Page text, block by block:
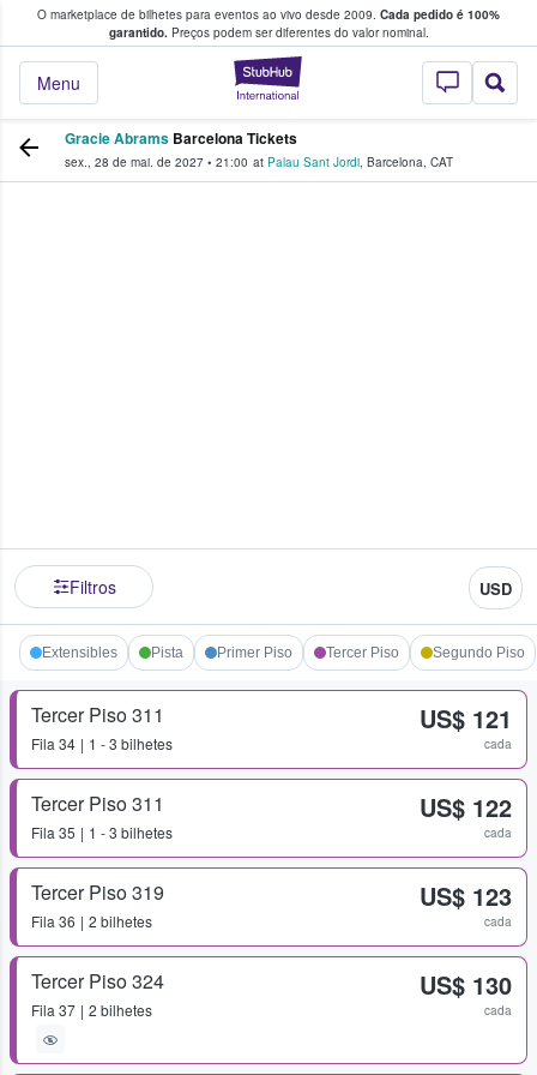
O marketplace de bilhetes para eventos ao vivo desde 2009. Cada pedido é 100%
garantido.Preços podem ser diferentes do valor nominal.
StubHub – onde
Menu
fãs compram e vendem bilhetes
Gracie Abrams Barcelona Tickets
sex., 28 de mai. de 2027 • 21:00 at Palau Sant Jordi, Barcelona, CAT
Filtros USD
Extensibles Pista Primer Piso Tercer Piso Segundo Piso
Tercer Piso 311
Fila 34 1 - 3 bilhetes
US$ 121
cada
Tercer Piso 311
Fila 35 1 - 3 bilhetes
US$ 122
cada
Tercer Piso 319
Fila 36 2 bilhetes
US$ 123
cada
Tercer Piso 324
Fila 37 2 bilhetes
US$ 130
cada